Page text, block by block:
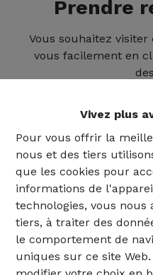
Vivez plus
Pour vous offrir la
nous et des tiers
que les cookies pour
informations de
technologies, vous nous
tiers, à traiter des
le comportement de
uniques sur ce site
Prendre
Vous souhaitez
vous facilement en